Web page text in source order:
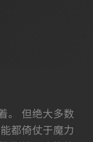
。 但绝大多数
都倚仗于魔力